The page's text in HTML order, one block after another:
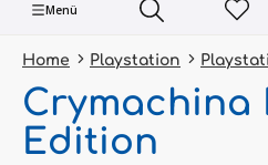
Menü
Home Playstation
Crymachina
Edition